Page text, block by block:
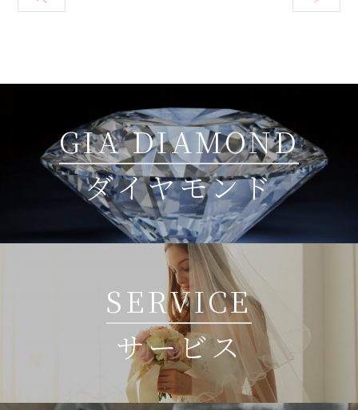
GIA DIAMOND
ダイヤモンド
SERVICE
サービス